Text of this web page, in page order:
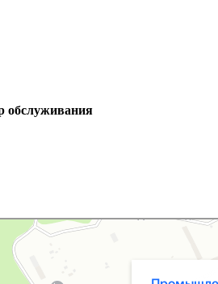
обслуживания